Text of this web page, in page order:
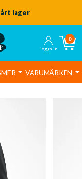
lager
Logga in
0
MER VARUMÄRKEN